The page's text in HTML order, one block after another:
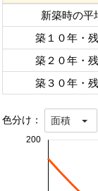
新築時の平
築１０年・
築２０年・
築３０年・
色分け： 面積
200